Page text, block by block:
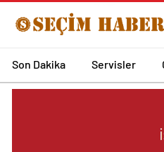
Son Dakika Servisler